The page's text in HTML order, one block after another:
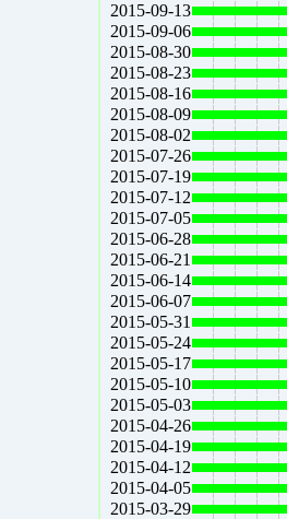
2015-09-13
2015-09-06
2015-08-30
2015-08-23
2015-08-16
2015-08-09
2015-08-02
2015-07-26
2015-07-19
2015-07-12
2015-07-05
2015-06-28
2015-06-21
2015-06-14
2015-06-07
2015-05-31
2015-05-24
2015-05-17
2015-05-10
2015-05-03
2015-04-26
2015-04-19
2015-04-12
2015-04-05
2015-03-29